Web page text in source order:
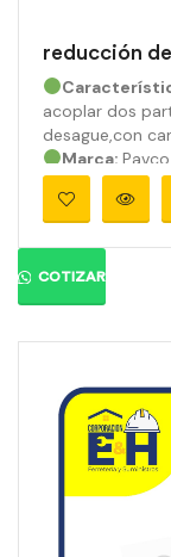
reducción de
acoplar dos
desague,con
Marca: Pavco
Material:PVC
Medidas:
Ángulo:
Presión:890
Color:
COTIZAR